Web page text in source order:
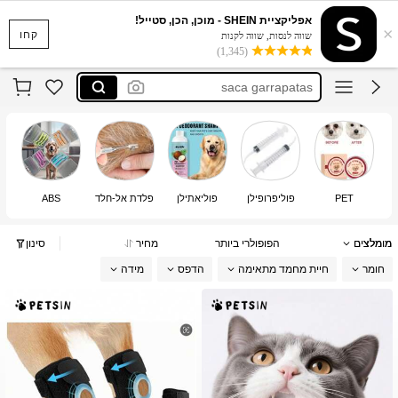
קחו ×
אפליקציית SHEIN - מוכן, הכן, סטייל!
שווה לנסות, שווה לקנות
(1,345)
remédio para carrapato para cachorro
воск для лап собак
saca garrapatas
remédio para carrapato para cachorro
воск для лап собак
PET פוליפרופילן פוליאתילן פלדת אל-חלד ABS
מומלצים הפופולרי ביותר מחיר סינון
חומר חיית מחמד מתאימה הדפס מידה